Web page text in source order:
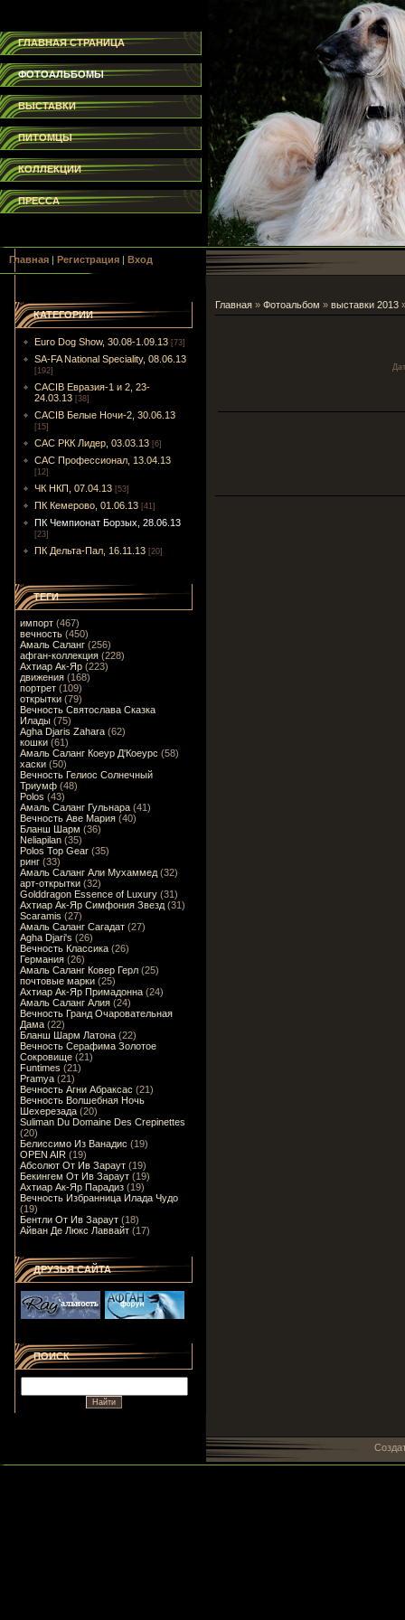
ГЛАВНАЯ СТРАНИЦА
ФОТОАЛЬБОМЫ
ВЫСТАВКИ
ПИТОМЦЫ
КОЛЛЕКЦИИ
ПРЕССА
Главная | Регистрация | Вход
КАТЕГОРИИ
Euro Dog Show, 30.08-1.09.13 [73]
SA-FA National Speciality, 08.06.13
[192]
CACIB Евразия-1 и 2, 23-
24.03.13 [38]
CACIB Белые Ночи-2, 30.06.13
[15]
САС РКК Лидер, 03.03.13 [6]
САС Профессионал, 13.04.13
[12]
ЧК НКП, 07.04.13 [53]
ПК Кемерово, 01.06.13 [41]
ПК Чемпионат Борзых, 28.06.13
[23]
ПК Дельта-Пал, 16.11.13 [20]
ТЕГИ
импорт (467)
вечность (450)
Амаль Саланг (256)
афган-коллекция (228)
Ахтиар Ак-Яр (223)
движения (168)
портрет (109)
открытки (79)
Вечность Святослава Сказка
Илады (75)
Agha Djaris Zahara (62)
кошки (61)
Амаль Саланг Коеур Д'Коеурс (58)
хаски (50)
Вечность Гелиос Солнечный
Триумф (48)
Polos (43)
Амаль Саланг Гульнара (41)
Вечность Аве Мария (40)
Бланш Шарм (36)
Neliapilan (35)
Polos Top Gear (35)
ринг (33)
Амаль Саланг Али Мухаммед (32)
арт-открытки (32)
Golddragon Essence of Luxury (31)
Ахтиар Ак-Яр Симфония Звезд (31)
Scaramis (27)
Амаль Саланг Сагадат (27)
Agha Djari's (26)
Вечность Классика (26)
Германия (26)
Амаль Саланг Ковер Герл (25)
почтовые марки (25)
Ахтиар Ак-Яр Примадонна (24)
Амаль Саланг Алия (24)
Вечность Гранд Очаровательная
Дама (22)
Бланш Шарм Латона (22)
Вечность Серафима Золотое
Сокровище (21)
Funtimes (21)
Pramya (21)
Вечность Агни Абраксас (21)
Вечность Волшебная Ночь
Шехерезада (20)
Suliman Du Domaine Des Crepinettes
(20)
Белиссимо Из Ванадис (19)
OPEN AIR (19)
Абсолют От Ив Зараут (19)
Бекингем От Ив Зараут (19)
Ахтиар Ак-Яр Парадиз (19)
Вечность Избранница Илада Чудо
(19)
Бентли От Ив Зараут (18)
Айван Де Люкс Лаввайт (17)
ДРУЗЬЯ САЙТА
ПОИСК
Главная » Фотоальбом » выставки 2013